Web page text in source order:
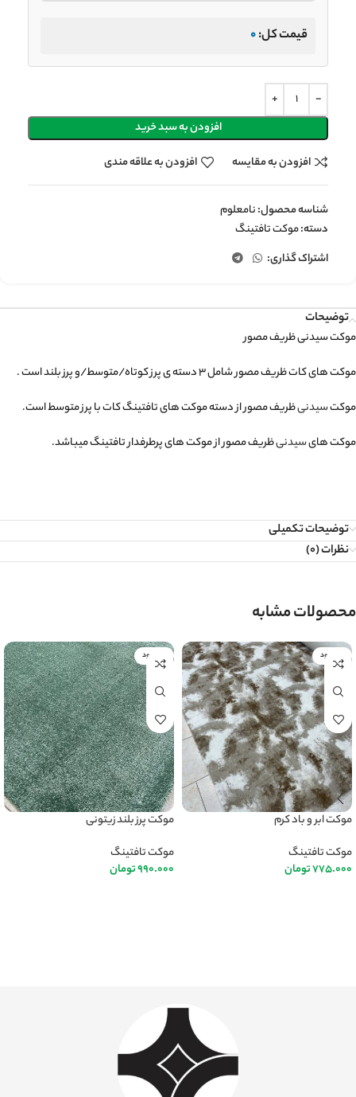
قیمت کل:0
افزودن به سبد خرید
افزودن به مقایسه
افزودن به علاقه مندی
شناسه محصول:نامعلوم
دسته:موکت تافتینگ
اشتراک گذاری:
توضیحات
موکت سیدنی ظریف مصور
موکت های کات ظریف مصور شامل ۳ دسته ی پرز کوتاه/متوسط/و پرز بلند است .
موکتسیدنیظریف مصور از دسته موکت های تافتینگ کات با پرز متوسط است.
موکت هایسیدنیظریف مصور از موکت های پرطرفدار تافتینگ میباشد.
توضیحات تکمیلی
نظرات (0)
محصولات مشابه
ناموجود
موکت ابر و باد کرم
موکت تافتینگ
775.000تومان
ناموجود
موکت پرز بلند زیتونی
موکت تافتینگ
990.000تومان